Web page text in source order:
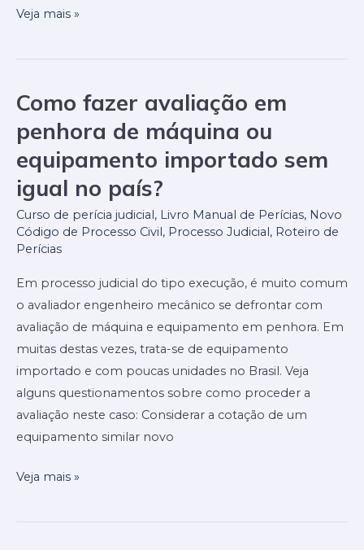
precisam
Veja mais »
Como fazer avaliação em
penhora de máquina ou
equipamento importado sem
igual no país?
Curso de perícia judicial , Livro Manual de Perícias, Novo
Código de Processo Civil , Processo Judicial , Roteiro de
Perícias
Em processo judicial do tipo execução, é muito comum
o avaliador engenheiro mecânico se defrontar com
avaliação de máquina e equipamento em penhora. Em
muitas destas vezes, trata-se de equipamento
importado e com poucas unidades no Brasil. Veja
alguns questionamentos sobre como proceder a
avaliação neste caso: Considerar a cotação de um
equipamento similar novo
Como
avaliação
em
penhora
de
máquina
ou
Veja mais »